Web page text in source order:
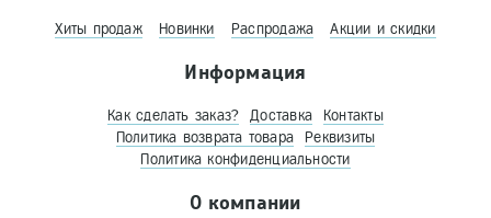
Хиты продаж Новинки Распродажа Акции и скидки
Информация
Как сделать заказ? Доставка
Контакты
Политика возврата товара
Реквизиты
Политика конфиденциальности
О компании